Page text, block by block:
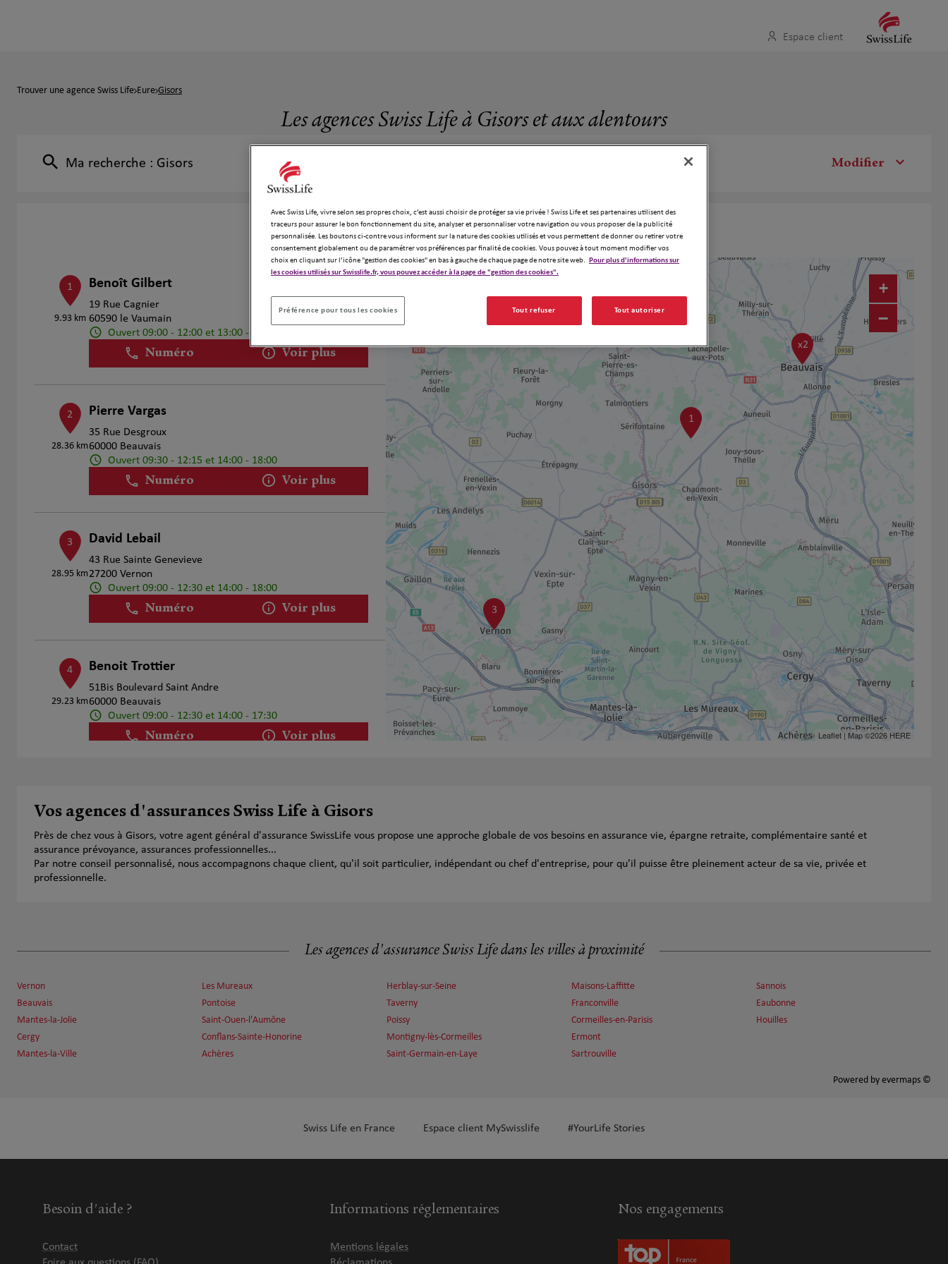
Espace client
Trouver une agence Swiss Life Eure Gisors
Les agences Swiss Life à Gisors et aux alentours
Ma recherche : Gisors Modifier
4 agences Swiss Life à Gisors
1
9.93 km
Benoît Gilbert
19 Rue Cagnier
60590 le Vaumain
Ouvert 09:00 - 12:00 et 13:00 - 18:00
Numéro Voir plus
2
28.36 km
Pierre Vargas
35 Rue Desgroux
60000 Beauvais
Ouvert 09:30 - 12:15 et 14:00 - 18:00
Numéro Voir plus
3
28.95 km
David Lebail
43 Rue Sainte Genevieve
27200 Vernon
Ouvert 09:00 - 12:30 et 14:00 - 18:00
Numéro Voir plus
4
29.23 km
Benoit Trottier
51Bis Boulevard Saint Andre
60000 Beauvais
Ouvert 09:00 - 12:30 et 14:00 - 17:30
Numéro Voir plus
3
1
x2
+
−
Leaflet| Map ©2026 HERE
Vos agences d'assurances Swiss Life à Gisors
Près de chez vous à Gisors, votre agent général d'assurance SwissLife vous propose une approche globale de vos besoins en assurance vie, épargne retraite, complémentaire santé et
assurance prévoyance, assurances professionnelles...
Par notre conseil personnalisé, nous accompagnons chaque client, qu'il soit particulier, indépendant ou chef d'entreprise, pour qu'il puisse être pleinement acteur de sa vie, privée et
professionnelle.
Les agences d'assurance Swiss Life dans les villes à proximité
Vernon
Beauvais
Mantes-la-Jolie
Cergy
Mantes-la-Ville
Les Mureaux
Pontoise
Saint-Ouen-l'Aumône
Conflans-Sainte-Honorine
Achères
Herblay-sur-Seine
Taverny
Poissy
Montigny-lès-Cormeilles
Saint-Germain-en-Laye
Maisons-Laffitte
Franconville
Cormeilles-en-Parisis
Ermont
Sartrouville
Sannois
Eaubonne
Houilles
Powered by evermaps ©
Swiss Life en France Espace client MySwisslife #YourLife Stories
Besoin d'aide ?
Contact
Informations réglementaires
Mentions légales
Nos engagements
Avec Swiss Life, vivre selon ses propres choix, c’est aussi choisir de protéger sa vie privée ! Swiss Life et ses partenaires utilisent des
traceurs pour assurer le bon fonctionnement du site, analyser et personnaliser votre navigation ou vous proposer de la publicité
personnalisée. Les boutons ci-contre vous informent sur la nature des cookies utilisés et vous permettent de donner ou retirer votre
consentement globalement ou de paramétrer vos préférences par finalité de cookies. Vous pouvez à tout moment modifier vos
choix en cliquant sur l’icône "gestion des cookies" en bas à gauche de chaque page de notre site web. Pour plus d'informations sur
les cookies utilisés sur Swisslife.fr, vous pouvez accéder à la page de "gestion des cookies".
Préférence pour tous les cookies Tout refuser Tout autoriser